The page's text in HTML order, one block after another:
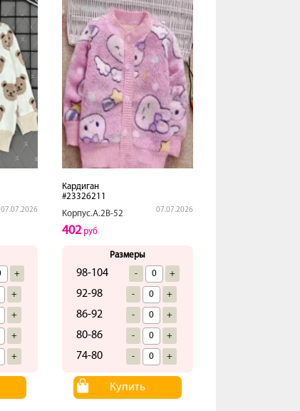
07.07.2026
+
+
+
+
+
Кардиган
#23326211
Корпус.А.2В-52
07.07.2026
402руб
Размеры
98-104 - +
92-98 - +
86-92 - +
80-86 - +
74-80 - +
Купить